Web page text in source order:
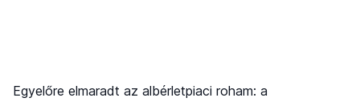
Egyelőre elmaradt az albérletpiaci roham: a